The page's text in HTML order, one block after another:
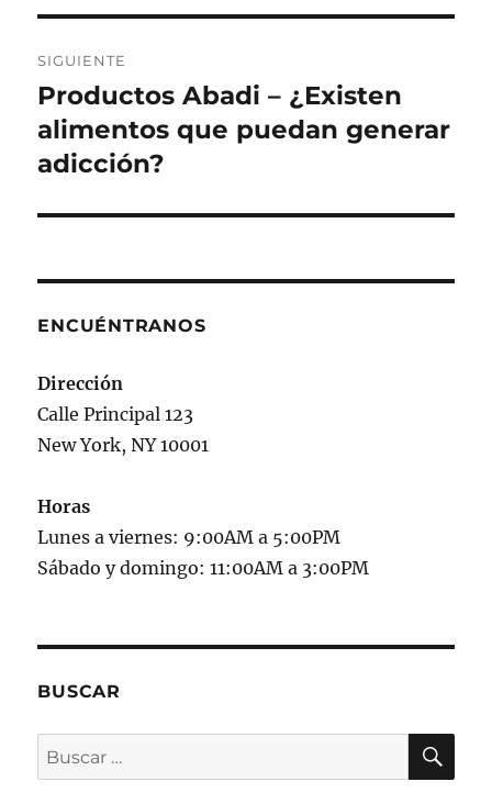
SIGUIENTE
Siguiente
entrada:
Productos Abadi – ¿Existen
alimentos que puedan generar
adicción?
ENCUÉNTRANOS
Dirección
Calle Principal 123
New York, NY 10001
Horas
Lunes a viernes: 9:00AM a 5:00PM
Sábado y domingo: 11:00AM a 3:00PM
BUSCAR
Buscar
por: